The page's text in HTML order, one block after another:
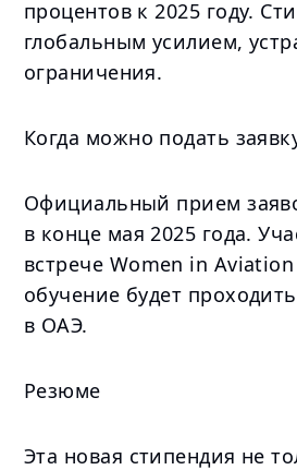
процентов к 2025 году.
глобальным усилием,
ограничения.
Когда можно подать
Официальный прием
в конце мая 2025 года.
встрече Women in
обучение будет
в ОАЭ.
Резюме
Эта новая стипендия не